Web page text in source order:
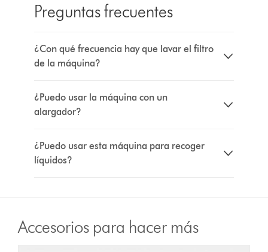
Preguntas frecuentes
¿Con qué frecuencia hay que lavar el filtro
de la máquina?
¿Puedo usar la máquina con un
alargador?
¿Puedo usar esta máquina para recoger
líquidos?
Accesorios para hacer más